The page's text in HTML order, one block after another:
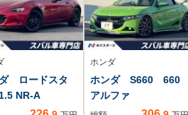
ロードスタ
NR-A
ホンダ
ホンダ S660 660
アルファ